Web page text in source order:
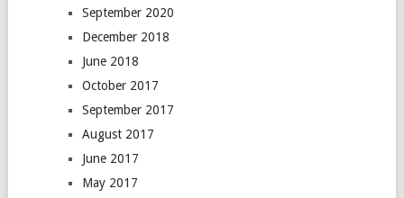
September 2020
December 2018
June 2018
October 2017
September 2017
August 2017
June 2017
May 2017